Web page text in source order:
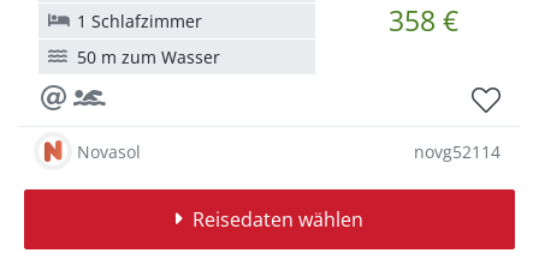
358 €
1 Schlafzimmer
50 m zum Wasser
Novasol novg52114
Reisedaten wählen